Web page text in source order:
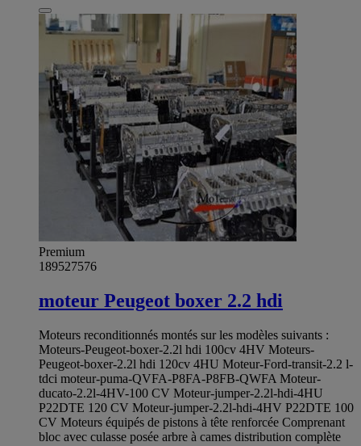
Premium
189527576
moteur Peugeot boxer 2.2 hdi
Moteurs reconditionnés montés sur les modèles suivants :
Moteurs-Peugeot-boxer-2.2l hdi 100cv 4HV Moteurs-
Peugeot-boxer-2.2l hdi 120cv 4HU Moteur-Ford-transit-2.2 l-
tdci moteur-puma-QVFA-P8FA-P8FB-QWFA Moteur-
ducato-2.2l-4HV-100 CV Moteur-jumper-2.2l-hdi-4HU
P22DTE 120 CV Moteur-jumper-2.2l-hdi-4HV P22DTE 100
CV Moteurs équipés de pistons à tête renforcée Comprenant
bloc avec culasse posée arbre à cames distribution complète